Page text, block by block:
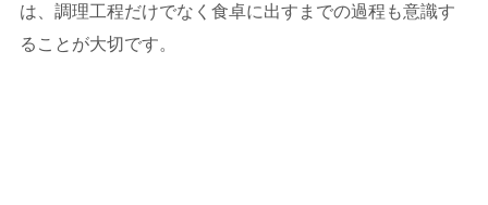
は、調理工程だけでなく食卓に出すまでの過程も意識す
ることが大切です。